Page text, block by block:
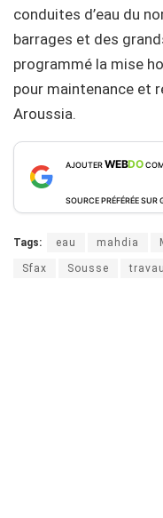
conduites d’eau du
barrages et des
programmé la mise
pour maintenance et
Aroussia.
AJOUTERWEBDO
SOURCE PRÉFÉRÉE SUR
Tags: eau mahdia
Sfax Sousse